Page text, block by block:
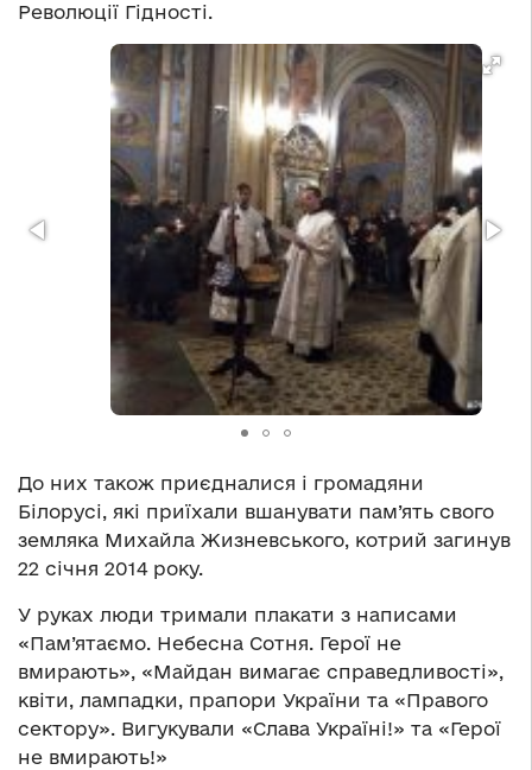
Революції Гідності.
До них також приєдналися і громадяни
Білорусі, які приїхали вшанувати пам’ять свого
земляка Михайла Жизневського, котрий загинув
22 січня 2014 року.
У руках люди тримали плакати з написами
«Пам’ятаємо. Небесна Сотня. Герої не
вмирають», «Майдан вимагає справедливості»,
квіти, лампадки, прапори України та «Правого
сектору». Вигукували «Слава Україні!» та «Герої
не вмирають!»